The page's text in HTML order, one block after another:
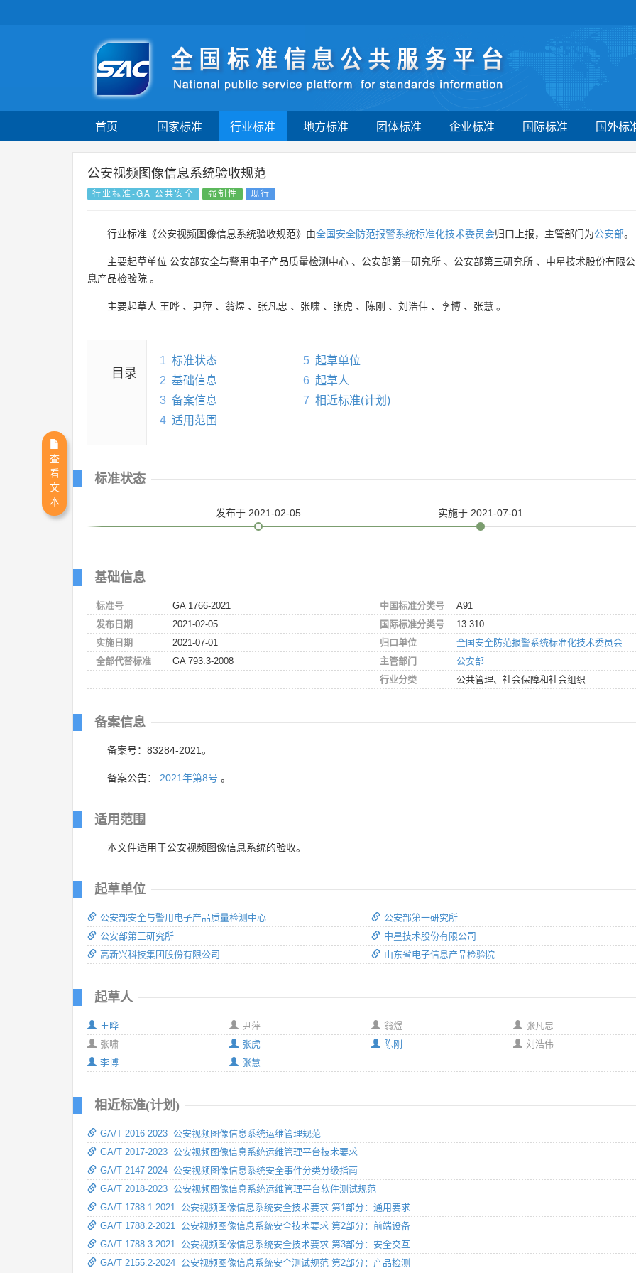
首页 国家标准 行业标准 地方标准 团体标准 企业标准 国际标准 国外标
公安视频图像信息系统验收规范
行业标准-GA 公共安全 强制性 现行
行业标准《公安视频图像信息系统验收规范》由全国安全防范报警系统标准化技术委员会归口上报，主管部门为公安部。
主要起草单位 公安部安全与警用电子产品质量检测中心 、 公安部第一研究所 、 公安部第三研究所 、 中星技术股份有限
息产品检验院 。
主要起草人 王晔 、 尹萍 、 翁煜 、 张凡忠 、 张啸 、 张虎 、 陈刚 、 刘浩伟 、 李博 、 张慧 。
目录
1 标准状态
2 基础信息
3 备案信息
4 适用范围
5 起草单位
6 起草人
7 相近标准(计划)
标准状态
发布于 2021-02-05 实施于 2021-07-01
基础信息
标准号
GA 1766-2021
发布日期
2021-02-05
实施日期
2021-07-01
全部代替标准
GA 793.3-2008
中国标准分类号
A91
国际标准分类号
13.310
归口单位
全国安全防范报警系统标准化技术委员会
主管部门
公安部
行业分类
公共管理、社会保障和社会组织
备案信息
备案号：83284-2021。
备案公告： 2021年第8号 。
适用范围
本文件适用于公安视频图像信息系统的验收。
起草单位
公安部安全与警用电子产品质量检测中心
公安部第三研究所
高新兴科技集团股份有限公司
公安部第一研究所
中星技术股份有限公司
山东省电子信息产品检验院
起草人
王晔
尹萍
张啸
张虎
李博
张慧
翁煜
张凡忠
陈刚
刘浩伟
相近标准(计划)
GA/T 2016-2023 公安视频图像信息系统运维管理规范
GA/T 2017-2023 公安视频图像信息系统运维管理平台技术要求
GA/T 2147-2024 公安视频图像信息系统安全事件分类分级指南
GA/T 2018-2023 公安视频图像信息系统运维管理平台软件测试规范
GA/T 1788.1-2021 公安视频图像信息系统安全技术要求 第1部分：通用要求
GA/T 1788.2-2021 公安视频图像信息系统安全技术要求 第2部分：前端设备
GA/T 1788.3-2021 公安视频图像信息系统安全技术要求 第3部分：安全交互
GA/T 2155.2-2024 公安视频图像信息系统安全测试规范 第2部分：产品检测
查
看
文
本